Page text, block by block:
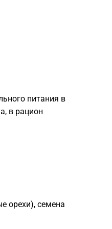
питания в
в рацион
орехи), семена